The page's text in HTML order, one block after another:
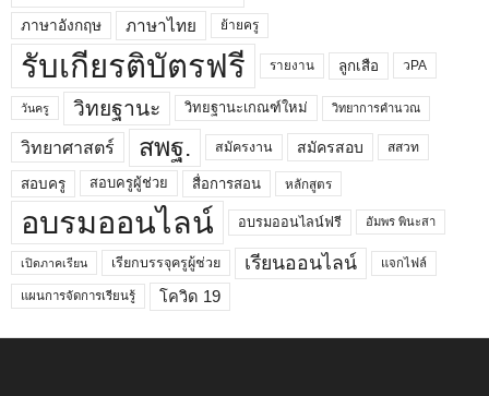
ภาษาอังกฤษ ภาษาไทย ย้ายครู
รับเกียรติบัตรฟรี รายงาน ลูกเสือ วPA
วันครู วิทยฐานะ วิทยฐานะเกณฑ์ใหม่ วิทยาการคำนวณ
วิทยาศาสตร์ สพฐ. สมัครงาน สมัครสอบ สสวท
สอบครู สอบครูผู้ช่วย สื่อการสอน หลักสูตร
อบรมออนไลน์ อบรมออนไลน์ฟรี อัมพร พินะสา
เปิดภาคเรียน เรียกบรรจุครูผู้ช่วย เรียนออนไลน์ แจกไฟล์
แผนการจัดการเรียนรู้ โควิด 19